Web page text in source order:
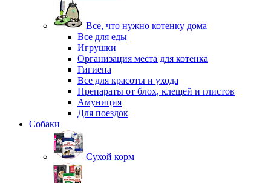
Все, что нужно котенку дома
Все для еды
Игрушки
Организация места для котенка
Гигиена
Все для красоты и ухода
Препараты от блох, клещей и глистов
Амуниция
Для поездок
Собаки
Сухой корм